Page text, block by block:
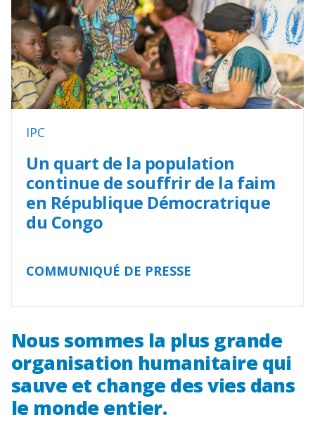
IPC
Un quart de la population
continue de souffrir de la faim
en République Démocratrique
du Congo
COMMUNIQUÉ DE PRESSE
Nous sommes la plus grande
organisation humanitaire qui
sauve et change des vies dans
le monde entier.